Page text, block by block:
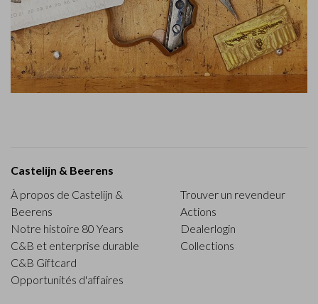
Castelijn & Beerens
À propos de Castelijn &
Beerens
Notre histoire 80 Years
C&B et enterprise durable
C&B Giftcard
Opportunités d'affaires
Trouver un revendeur
Actions
Dealerlogin
Collections